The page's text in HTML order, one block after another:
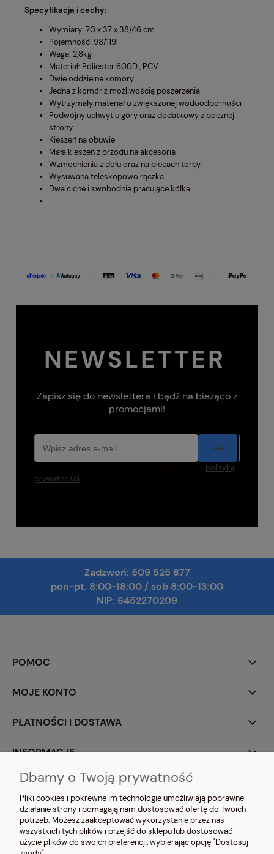
Specyfikacja i cechy:
Wymiary: 70 x 37 x 38/46 cm
Pojemność: 98/119l
Waga: 2,8kg
Materiał: Poliester 600D , PCV
Dwie oddzielne komory
Jedna z komór z możliwością poszerzenia
Wytrzymały materiał o zwiększonej wodoodporności
Podwójny uchwyt u góry oraz dodatkowy z bocznej
strony
Kieszeń na obuwie
Mała kieszeń z przodu na akcesoria
Wzmocnienia z dołu oraz na plecach torby
Wysuwana teleskopowo rączka
Dwa ciche i swobodnie pracujące kółka
NEWSLETTER
Zapisz się do newslettera i bądź na bieżąco z
promocjami!
polityką
prywatności
Zadzwoń: 509 525 877
pon-pt. 8:00-18:00 / sob 8:00-13:00
NIP: 6452270209
POMOC
MOJE KONTO
PŁATNOŚCI I DOSTAWA
INFORMACJE
O NAS
Dbamy o Twoją prywatność
Pliki cookies i pokrewne im technologie umożliwiają poprawne
działanie strony i pomagają nam dostosować ofertę do Twoich
potrzeb. Możesz zaakceptować wykorzystanie przez nas
wszystkich tych plików i przejść do sklepu lub dostosować
użycie plików do swoich preferencji, wybierając opcję "Dostosuj